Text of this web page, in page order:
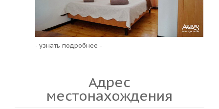
- узнать подробнее -
Адрес
местонахождения